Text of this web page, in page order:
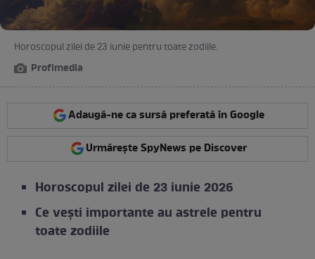
Horoscopul zilei de 23 iunie pentru toate zodiile.
Profimedia
Adaugă-ne ca sursă preferată în Google
Urmărește SpyNews pe Discover
Horoscopul zilei de 23 iunie 2026
Ce vești importante au astrele pentru
toate zodiile